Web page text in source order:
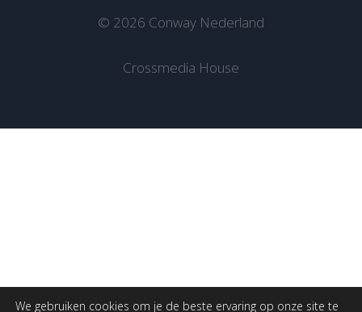
© 2026 Conway Nederland
Crossmedia House
We gebruiken cookies om je de beste ervaring op onze site te